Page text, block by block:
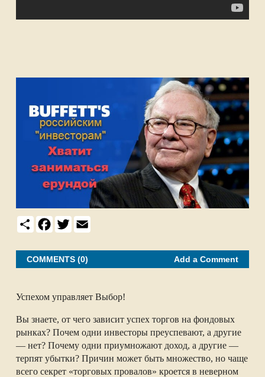
S
h
r
F
a
e
b
o
T
w
t
t
e
E
m
i
l
COMMENTS (0) Add a Comment
Успехом управляет Выбор!
Вы знаете, от чего зависит успех торгов на фондовых
рынках? Почем одни инвесторы преуспевают, а другие
— нет? Почему одни приумножают доход, а другие —
терпят убытки? Причин может быть множество, но чаще
всего секрет «торговых провалов» кроется в неверном